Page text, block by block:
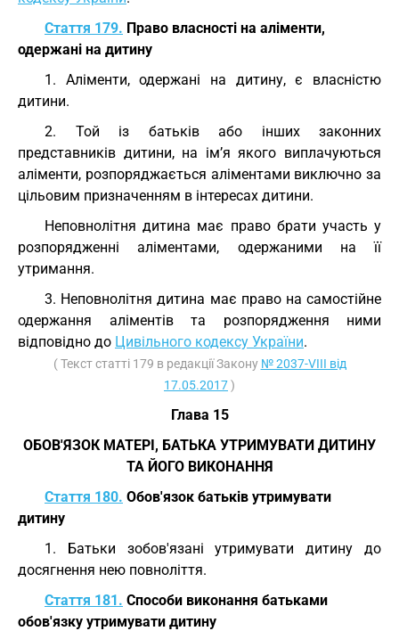
Стаття 179. Право власності на аліменти,
одержані на дитину
1. Аліменти, одержані на дитину, є власністю
дитини.
2. Той із батьків або інших законних
представників дитини, на ім’я якого виплачуються
аліменти, розпоряджається аліментами виключно за
цільовим призначенням в інтересах дитини.
Неповнолітня дитина має право брати участь у
розпорядженні аліментами, одержаними на її
утримання.
3. Неповнолітня дитина має право на самостійне
одержання аліментів та розпорядження ними
відповідно до Цивільного кодексу України.
( Текст статті 179 в редакції Закону № 2037-VIII від
17.05.2017)
Глава 15
ОБОВ'ЯЗОК МАТЕРІ, БАТЬКА УТРИМУВАТИ ДИТИНУ
ТА ЙОГО ВИКОНАННЯ
Стаття 180. Обов'язок батьків утримувати
дитину
1. Батьки зобов'язані утримувати дитину до
досягнення нею повноліття.
Стаття 181. Способи виконання батьками
обов'язку утримувати дитину